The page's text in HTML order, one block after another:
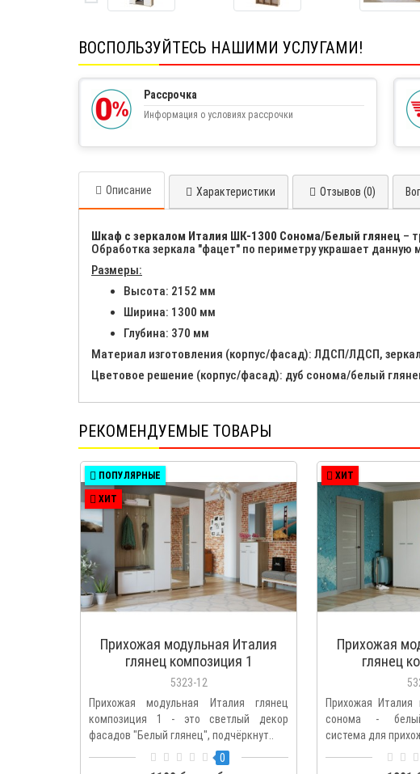
ВОСПОЛЬЗУЙТЕСЬ НАШИМИ УСЛУГАМИ!
Рассрочка
Информация о условиях рассрочки
Описание Характеристики Отзывов (0)
Шкаф с зеркалом Италия ШК-1300 Сонома/Белый глянец –
Обработка зеркала "фацет" по периметру украшает данную
Размеры:
Высота: 2152 мм
Ширина: 1300 мм
Глубина: 370 мм
Материал изготовления (корпус/фасад): ЛДСП/ЛДСП,
Цветовое решение (корпус/фасад): дуб сонома/белый
РЕКОМЕНДУЕМЫЕ ТОВАРЫ
ПОПУЛЯРНЫЕ
ХИТ
Прихожая модульная Италия
глянец композиция 1
5323-12
Прихожая модульная Италия глянец
композиция 1 - это светлый декор
фасадов "Белый глянец", подчёркнут..
0
ХИТ
Прихожая
глянец
Прихожая
сонома - белый
система для